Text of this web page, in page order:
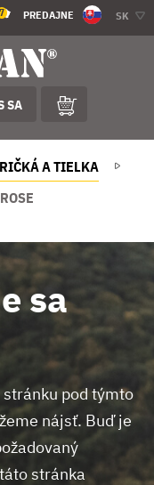
7 PREDAJNE SK
SA
A TIELKA
sa
pod týmto
nájsť. Buď je
stránka